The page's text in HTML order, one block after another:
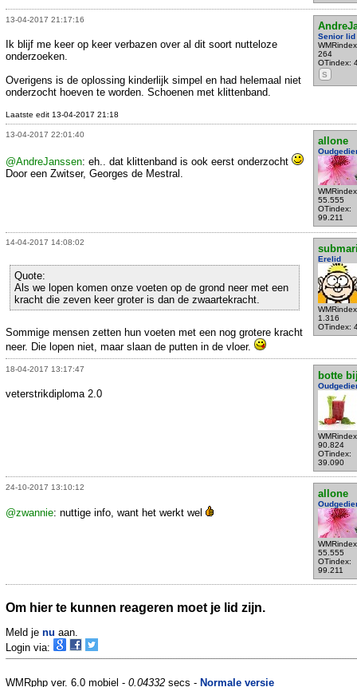
13-04-2017 21:17:16
Senior lid
264
OTindex:
S
Ik blijf me keer op keer verbazen over al dit soort nutteloze
onderzoeken.
Overigens is de oplossing kinderlijk simpel en had helemaal niet
onderzocht hoeven te worden. Schoenen met klittenband.
Laatste edit 13-04-2017 21:18
13-04-2017 22:01:40
allone
55.555
OTindex:
99.211
@AndreJanssen: eh.. dat klittenband is ook eerst onderzocht
Door een Zwitser, Georges de Mestral.
14-04-2017 14:08:02
Erelid
1.316
OTindex:
Quote:
Als we lopen komen onze voeten op de grond neer met een
kracht die zeven keer groter is dan de zwaartekracht.
Sommige mensen zetten hun voeten met een nog grotere kracht
neer. Die lopen niet, maar slaan de putten in de vloer.
18-04-2017 13:17:47
botte
90.824
OTindex:
39.090
veterstrikdiploma 2.0
24-10-2017 13:10:12
allone
55.555
OTindex:
99.211
@zwannie: nuttige info, want het werkt wel
Om hier te kunnen reageren moet je lid zijn.
Meld je nu aan.
Login via:
WMRphp ver. 6.0 mobiel - 0.04332 secs - Normale versie